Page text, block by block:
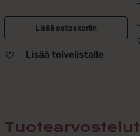
Lisää ostoskoriin
Lisää toivelistalle
Tuotearvostelut